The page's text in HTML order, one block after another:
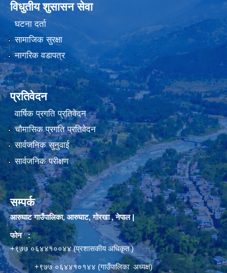
विधुतीय शुसासन सेवा
घटना दर्ता
सामाजिक सुरक्षा
नागरिक वडापत्र
प्रतिवेदन
वार्षिक प्रगति प्रतिवेदन
चौमासिक प्रगति प्रतिवेदन
सार्वजनिक सुनुवाई
सार्वजनिक परीक्षण
सम्पर्क
आरुघाट गाउँपालिका, आरुघाट, गोरखा , नेपाल |
फोन :
+९७७ ०६४४१००४४ (प्रशासकीय अधिकृत )
+९७७ ०६४४१०१४४ (गाउँपालिका अध्यक्ष)